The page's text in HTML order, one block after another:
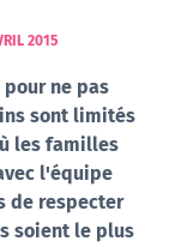
2015
ne pas
sont limités
les familles
l'équipe
de respecter
soient le plus